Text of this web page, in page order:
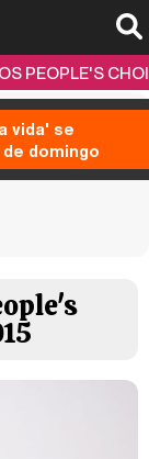
PEOPLE'S
vida' se
domingo